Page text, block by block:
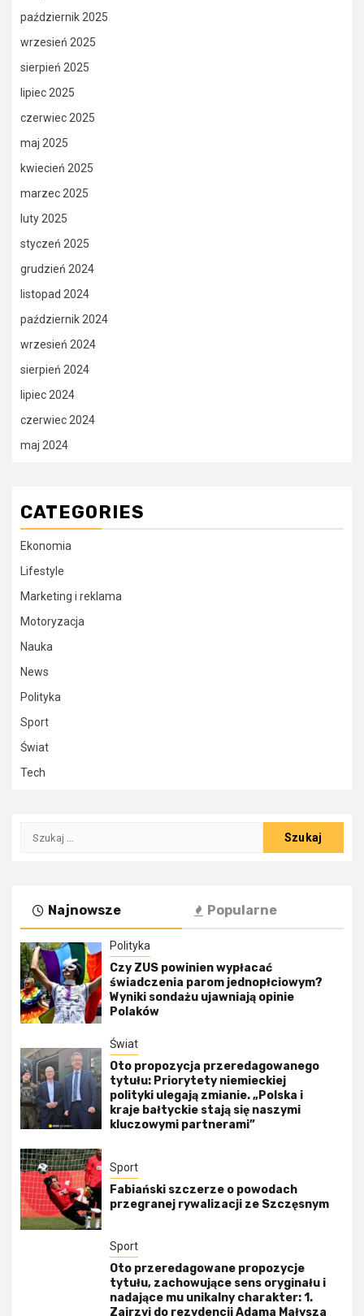
październik 2025
wrzesień 2025
sierpień 2025
lipiec 2025
czerwiec 2025
maj 2025
kwiecień 2025
marzec 2025
luty 2025
styczeń 2025
grudzień 2024
listopad 2024
październik 2024
wrzesień 2024
sierpień 2024
lipiec 2024
czerwiec 2024
maj 2024
CATEGORIES
Ekonomia
Lifestyle
Marketing i reklama
Motoryzacja
Nauka
News
Polityka
Sport
Świat
Tech
Szukaj:
Najnowsze Popularne
Polityka
Czy ZUS powinien wypłacać
świadczenia parom jednopłciowym?
Wyniki sondażu ujawniają opinie
Polaków
Świat
Oto propozycja przeredagowanego
tytułu: Priorytety niemieckiej
polityki ulegają zmianie. „Polska i
kraje bałtyckie stają się naszymi
kluczowymi partnerami”
Sport
Fabiański szczerze o powodach
przegranej rywalizacji ze Szczęsnym
Sport
Oto przeredagowane propozycje
tytułu, zachowujące sens oryginału i
nadające mu unikalny charakter: 1.
Zajrzyj do rezydencji Adama Małysza